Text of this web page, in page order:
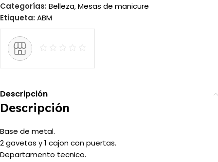
Categorías: Belleza,Mesas de manicure
Etiqueta: ABM
Descripción
Descripción
Base de metal.
2 gavetas y 1 cajon con puertas.
Departamento tecnico.